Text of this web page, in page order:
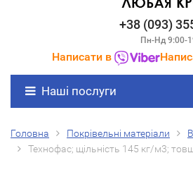
+38 (093)
Пн-Нд 9:00-
Написати в
Наші послуги
Головна Покрівельні матеріали
Технофас; щільність 145 кг/м3;